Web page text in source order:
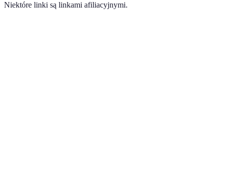
Niektóre linki są linkami afiliacyjnymi.